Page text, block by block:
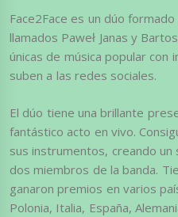
Face2Face es un dúo
llamados Paweł Janas y
únicas de música popular con
suben a las redes sociales.
El dúo tiene una brillante
fantástico acto en vivo.
sus instrumentos, creando un
dos miembros de la banda.
ganaron premios en varios
Polonia, Italia, España,